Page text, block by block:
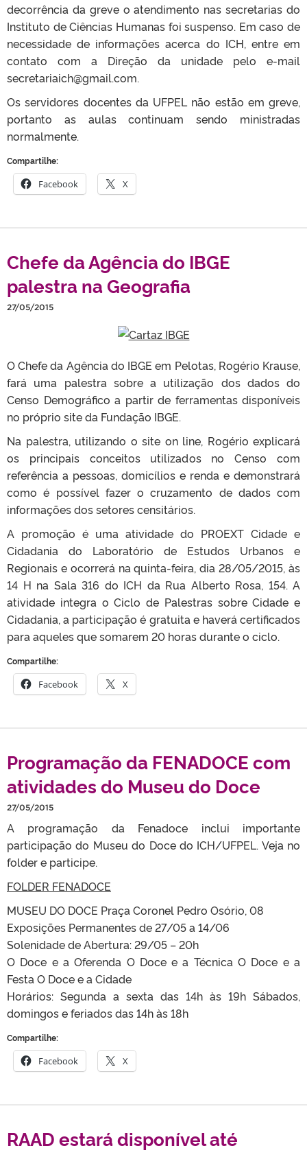
decorrência da greve o atendimento nas secretarias do
Instituto de Ciências Humanas foi suspenso. Em caso de
necessidade de informações acerca do ICH, entre em
contato com a Direção da unidade pelo e-mail
secretariaich@gmail.com.
Os servidores docentes da UFPEL não estão em greve,
portanto as aulas continuam sendo ministradas
normalmente.
Compartilhe:
Facebook X
Chefe da Agência do IBGE
palestra na Geografia
27/05/2015
O Chefe da Agência do IBGE em Pelotas, Rogério Krause,
fará uma palestra sobre a utilização dos dados do
Censo Demográfico a partir de ferramentas disponíveis
no próprio site da Fundação IBGE.
Na palestra, utilizando o site on line, Rogério explicará
os principais conceitos utilizados no Censo com
referência a pessoas, domicílios e renda e demonstrará
como é possível fazer o cruzamento de dados com
informações dos setores censitários.
A promoção é uma atividade do PROEXT Cidade e
Cidadania do Laboratório de Estudos Urbanos e
Regionais e ocorrerá na quinta-feira, dia 28/05/2015, às
14 H na Sala 316 do ICH da Rua Alberto Rosa, 154. A
atividade integra o Ciclo de Palestras sobre Cidade e
Cidadania, a participação é gratuita e haverá certificados
para aqueles que somarem 20 horas durante o ciclo.
Compartilhe:
Facebook X
Programação da FENADOCE com
atividades do Museu do Doce
27/05/2015
A programação da Fenadoce inclui importante
participação do Museu do Doce do ICH/UFPEL. Veja no
folder e participe.
FOLDER FENADOCE
MUSEU DO DOCE Praça Coronel Pedro Osório, 08
Exposições Permanentes de 27/05 a 14/06
Solenidade de Abertura: 29/05 – 20h
O Doce e a Oferenda O Doce e a Técnica O Doce e a
Festa O Doce e a Cidade
Horários: Segunda a sexta das 14h às 19h Sábados,
domingos e feriados das 14h às 18h
Compartilhe:
Facebook X
RAAD estará disponível até